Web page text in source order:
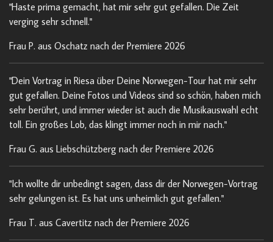
"Haste prima gemacht, hat mir sehr gut gefallen. Die Zeit
verging sehr schnell."
Frau P. aus Oschatz nach der Premiere 2026
"Dein Vortrag in Riesa über Deine Norwegen-Tour hat mir sehr
gut gefallen. Deine Fotos und Videos sind so schön, haben mich
sehr berührt, und immer wieder ist auch die Musikauswahl echt
toll. Ein großes Lob, das klingt immer noch in mir nach."
Frau G. aus Liebschützberg nach der Premiere 2026
"Ich wollte dir unbedingt sagen, dass dir der Norwegen-Vortrag
sehr gelungen ist. Es hat uns unheimlich gut gefallen."
Frau T. aus Cavertitz nach der Premiere 2026